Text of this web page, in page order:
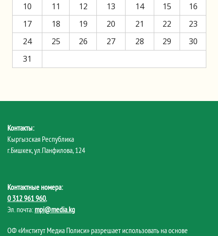
10
11 12 13 14 15
16
17
18 19 20 21 22
23
24
25 26 27 28 29
30
31
Контакты:
Кыргызская Республика
г.Бишкек, ул.Панфилова, 124
Контактные номера:
0 312 961 960,
Эл. почта: mpi@media.kg
ОФ «Институт Медиа Полиси» разрешает использовать на основе